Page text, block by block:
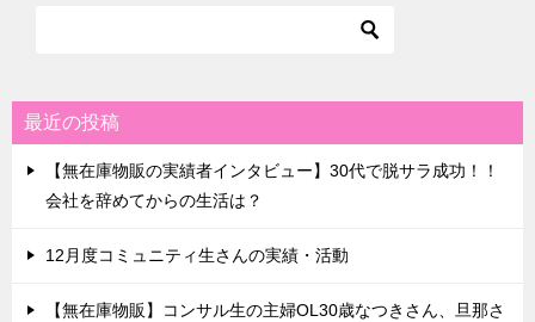
最近の投稿
【無在庫物販の実績者インタビュー】30代で脱サラ成功！！
会社を辞めてからの生活は？
12月度コミュニティ生さんの実績・活動
【無在庫物販】コンサル生の主婦OL30歳なつきさん、旦那さ